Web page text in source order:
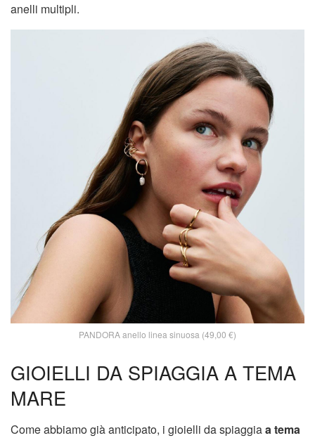
anelli multipli.
PANDORA anello linea sinuosa (49,00 €)
GIOIELLI DA SPIAGGIA A TEMA
MARE
Come abbiamo già anticipato, i gioielli da spiaggiaa tema